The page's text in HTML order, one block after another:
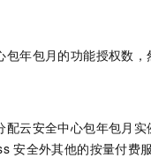
年包月的功能授权数，
云安全中心包年包月
安全外其他的按量付费